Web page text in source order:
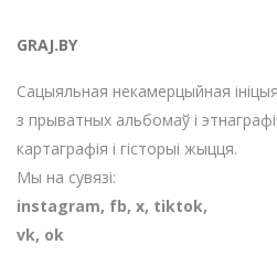
GRAJ.BY
Сацыяльная некамерцыйная
з прыватных альбомаў і
картаграфія і гісторыі жыцця.
Мы на сувязі:
instagram, fb, х, tiktok,
vk, ok